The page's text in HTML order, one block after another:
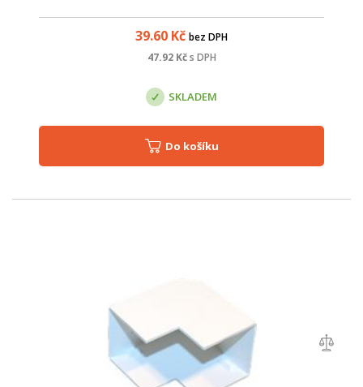
39.60 Kč bez DPH
47.92Kč s DPH
SKLADEM
Do košíku